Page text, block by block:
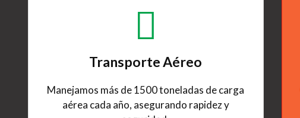
Transporte Aéreo
Manejamos más de 1500 toneladas de carga
aérea cada año, asegurando rapidez y